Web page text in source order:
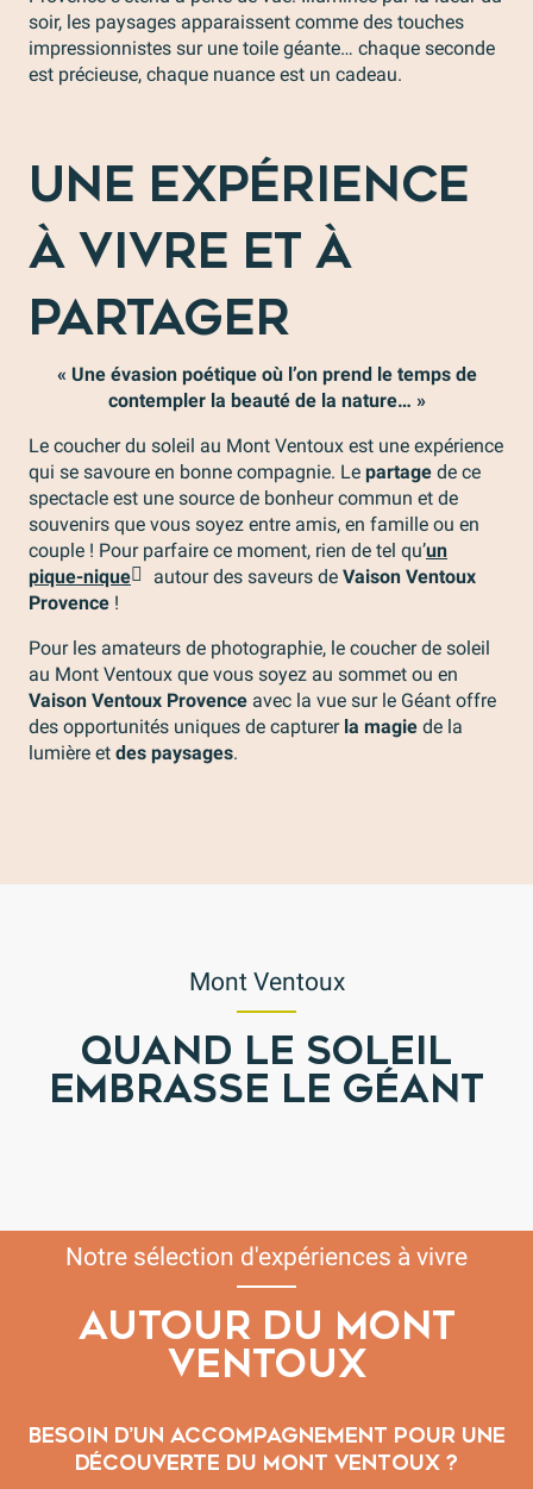
soir, les paysages apparaissent comme des touches
impressionnistes sur une toile géante… chaque seconde
est précieuse, chaque nuance est un cadeau.
Une expérience
à vivre et à
partager
« Une évasion poétique où l’on prend le temps de
contempler la beauté de la nature… »
Le coucher du soleil au Mont Ventoux est une expérience
qui se savoure en bonne compagnie. Le partage de ce
spectacle est une source de bonheur commun et de
souvenirs que vous soyez entre amis, en famille ou en
couple ! Pour parfaire ce moment, rien de tel qu’un
pique-nique
autour des saveurs de Vaison Ventoux
Provence !
Pour les amateurs de photographie, le coucher de soleil
au Mont Ventoux que vous soyez au sommet ou en
Vaison Ventoux Provence avec la vue sur le Géant offre
des opportunités uniques de capturer la magie de la
lumière et des paysages.
Mont Ventoux
QUAND LE SOLEIL
EMBRASSE LE GÉANT
Notre sélection d'expériences à vivre
AUTOUR DU MONT
VENTOUX
Besoin d’un accompagnement pour une
découverte du Mont Ventoux ?